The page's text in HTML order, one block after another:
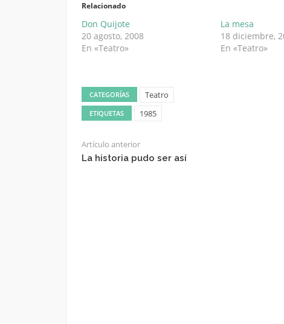
Relacionado
Don Quijote
20 agosto, 2008
En «Teatro»
La mesa
18 diciembre,
En «Teatro»
CATEGORÍAS Teatro
ETIQUETAS 1985
Artículo anterior
La historia pudo ser así